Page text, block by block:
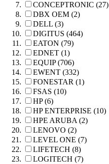
CONCEPTRONIC (27)
DBX OEM (2)
DELL (3)
DIGITUS (464)
EATON (79)
EDNET (1)
EQUIP (706)
EWENT (332)
FONESTAR (1)
FSAS (10)
HP (6)
HP ENTERPRISE (10)
HPE ARUBA (2)
LENOVO (2)
LEVEL ONE (7)
LIFETECH (8)
LOGITECH (7)